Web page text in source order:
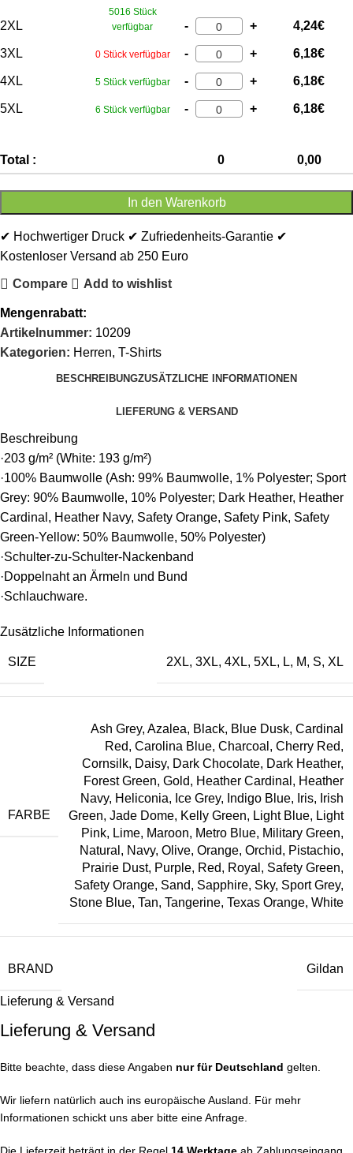
2XL
5016 Stück
verfügbar
- + 4,24€
3XL 0 Stück verfügbar - + 6,18€
4XL 5 Stück verfügbar - + 6,18€
5XL 6 Stück verfügbar - + 6,18€
Total : 0 0,00
In den Warenkorb
✔ Hochwertiger Druck ✔ Zufriedenheits-Garantie ✔
Kostenloser Versand ab 250 Euro
Compare Add to wishlist
Mengenrabatt:
Artikelnummer: 10209
Kategorien: Herren, T-Shirts
BESCHREIBUNGZUSÄTZLICHE INFORMATIONEN
LIEFERUNG & VERSAND
Beschreibung
·203 g/m² (White: 193 g/m²)
·100% Baumwolle (Ash: 99% Baumwolle, 1% Polyester; Sport
Grey: 90% Baumwolle, 10% Polyester; Dark Heather, Heather
Cardinal, Heather Navy, Safety Orange, Safety Pink, Safety
Green-Yellow: 50% Baumwolle, 50% Polyester)
·Schulter-zu-Schulter-Nackenband
·Doppelnaht an Ärmeln und Bund
·Schlauchware.
Zusätzliche Informationen
SIZE 2XL, 3XL, 4XL, 5XL, L, M, S, XL
FARBE
Ash Grey, Azalea, Black, Blue Dusk, Cardinal
Red, Carolina Blue, Charcoal , Cherry Red,
Cornsilk, Daisy, Dark Chocolate, Dark Heather,
Forest Green, Gold, Heather Cardinal , Heather
Navy, Heliconia, Ice Grey, Indigo Blue, Iris, Irish
Green, Jade Dome, Kelly Green, Light Blue, Light
Pink, Lime, Maroon, Metro Blue, Military Green,
Natural , Navy, Olive, Orange, Orchid, Pistachio,
Prairie Dust, Purple, Red, Royal , Safety Green,
Safety Orange, Sand, Sapphire, Sky, Sport Grey,
Stone Blue, Tan, Tangerine, Texas Orange, White
BRAND Gildan
Lieferung & Versand
Lieferung & Versand
Bitte beachte, dass diese Angaben nur für Deutschland gelten.
Wir liefern natürlich auch ins europäische Ausland. Für mehr
Informationen schickt uns aber bitte eine Anfrage.
Die Lieferzeit beträgt in der Regel 14 Werktage ab Zahlungseingang.